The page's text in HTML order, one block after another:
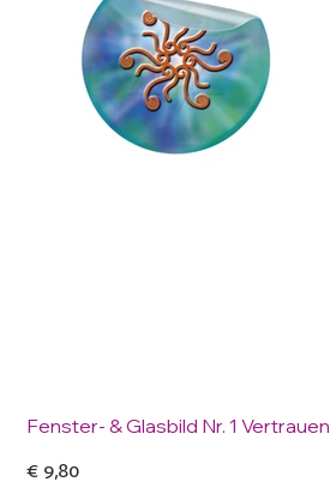
Fenster- & Glasbild Nr. 1 Vertrauen
€ 9,80